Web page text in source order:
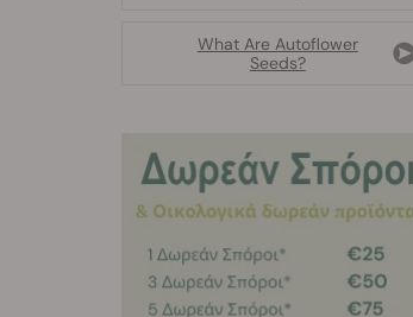
What Are Autoflower
Seeds?